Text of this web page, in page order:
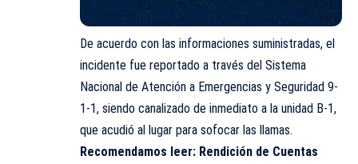
De acuerdo con las informaciones suministradas, el
incidente fue reportado a través del Sistema
Nacional de Atención a Emergencias y Seguridad 9-
1-1, siendo canalizado de inmediato a la unidad B-1,
que acudió al lugar para sofocar las llamas.
Recomendamos leer: Rendición de Cuentas